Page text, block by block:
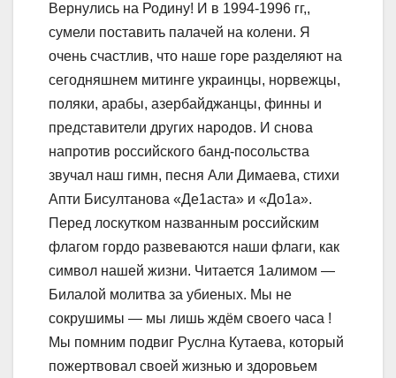
Вернулись на Родину! И в 1994-1996 гг,,
сумели поставить палачей на колени. Я
очень счастлив, что наше горе разделяют на
сегодняшнем митинге украинцы, норвежцы,
поляки, арабы, азербайджанцы, финны и
представители других народов. И снова
напротив российского банд-посольства
звучал наш гимн, песня Али Димаева, стихи
Апти Бисултанова «Де1аста» и «До1а».
Перед лоскутком названным российским
флагом гордо развеваются наши флаги, как
символ нашей жизни. Читается 1алимом —
Билалой молитва за убиеных. Мы не
сокрушимы — мы лишь ждём своего часа !
Мы помним подвиг Руслна Кутаева, который
пожертвовал своей жизнью и здоровьем